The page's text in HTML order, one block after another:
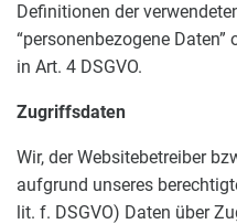
Definitionen der
“personenbezogene Daten”
in Art. 4 DSGVO.
Zugriffsdaten
Wir, der Websitebetreiber
aufgrund unseres
lit. f. DSGVO) Daten über